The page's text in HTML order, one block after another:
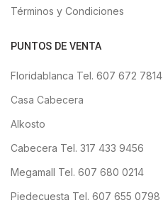
Términos y Condiciones
PUNTOS DE VENTA
Floridablanca Tel. 607 672 7814
Casa Cabecera
Alkosto
Cabecera Tel. 317 433 9456
Megamall Tel. 607 680 0214
Piedecuesta Tel. 607 655 0798